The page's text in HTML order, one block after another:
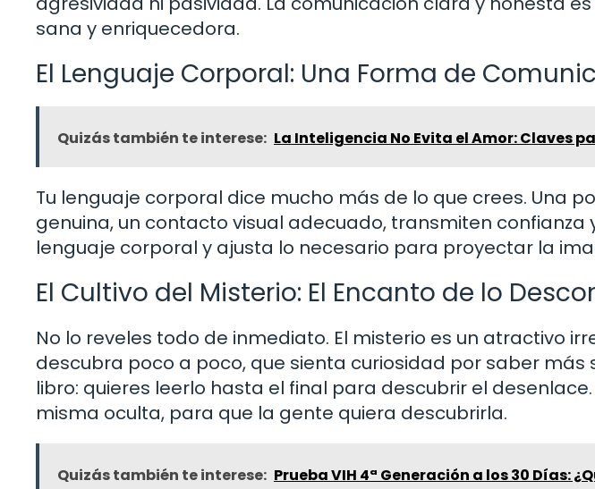
sana y enriquecedora.
El Lenguaje Corporal: Una Forma de
Quizás también te interese: La Inteligencia No Evita el Amor: Claves
Tu lenguaje corporal dice mucho más de lo que crees. Una
genuina, un contacto visual adecuado, transmiten confianza
lenguaje corporal y ajusta lo necesario para proyectar la
El Cultivo del Misterio: El Encanto de lo
No lo reveles todo de inmediato. El misterio es un atractivo
descubra poco a poco, que sienta curiosidad por saber más
libro: quieres leerlo hasta el final para descubrir el
misma oculta, para que la gente quiera descubrirla.
Quizás también te interese: Prueba VIH 4ª Generación a los 30 Días: